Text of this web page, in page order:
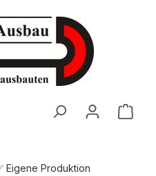
Eigene Produktion